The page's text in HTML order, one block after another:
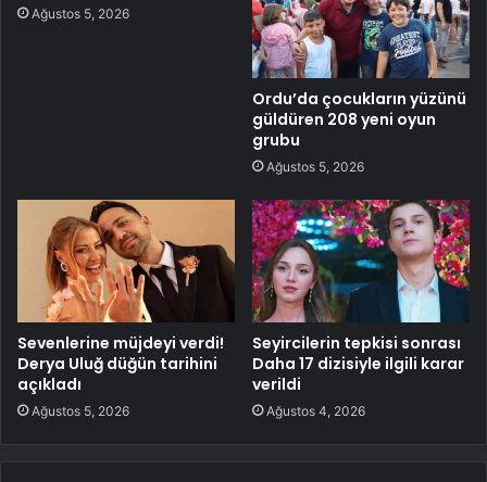
Ağustos 5, 2026
Ordu’da çocukların yüzünü
güldüren 208 yeni oyun
grubu
Ağustos 5, 2026
Sevenlerine müjdeyi verdi!
Derya Uluğ düğün tarihini
açıkladı
Ağustos 5, 2026
Seyircilerin tepkisi sonrası
Daha 17 dizisiyle ilgili karar
verildi
Ağustos 4, 2026